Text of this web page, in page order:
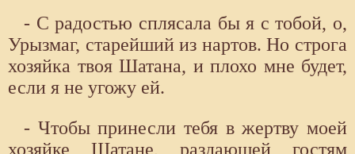
- С радостью сплясала бы я с тобой, о,
Урызмаг, старейший из нартов. Но строга
хозяйка твоя Шатана, и плохо мне будет,
если я не угожу ей.
- Чтобы принесли тебя в жертву моей
хозяйке Шатане, раздающей гостям